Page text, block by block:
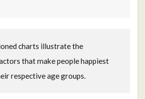
charts illustrate the
that make people happiest
respective age groups.